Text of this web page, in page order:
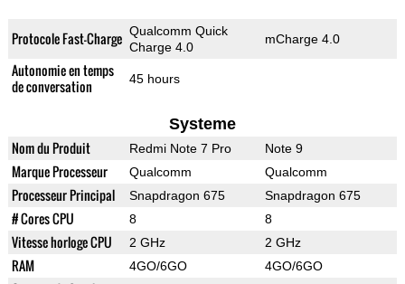
Protocole Fast-Charge Qualcomm Quick
Charge 4.0
mCharge 4.0
Autonomie en temps
de conversation
45 hours
Systeme
Nom du Produit Redmi Note 7 Pro Note 9
Marque Processeur Qualcomm Qualcomm
Processeur Principal Snapdragon 675 Snapdragon 675
# Cores CPU 8 8
Vitesse horloge CPU 2 GHz 2 GHz
RAM 4GO/6GO 4GO/6GO